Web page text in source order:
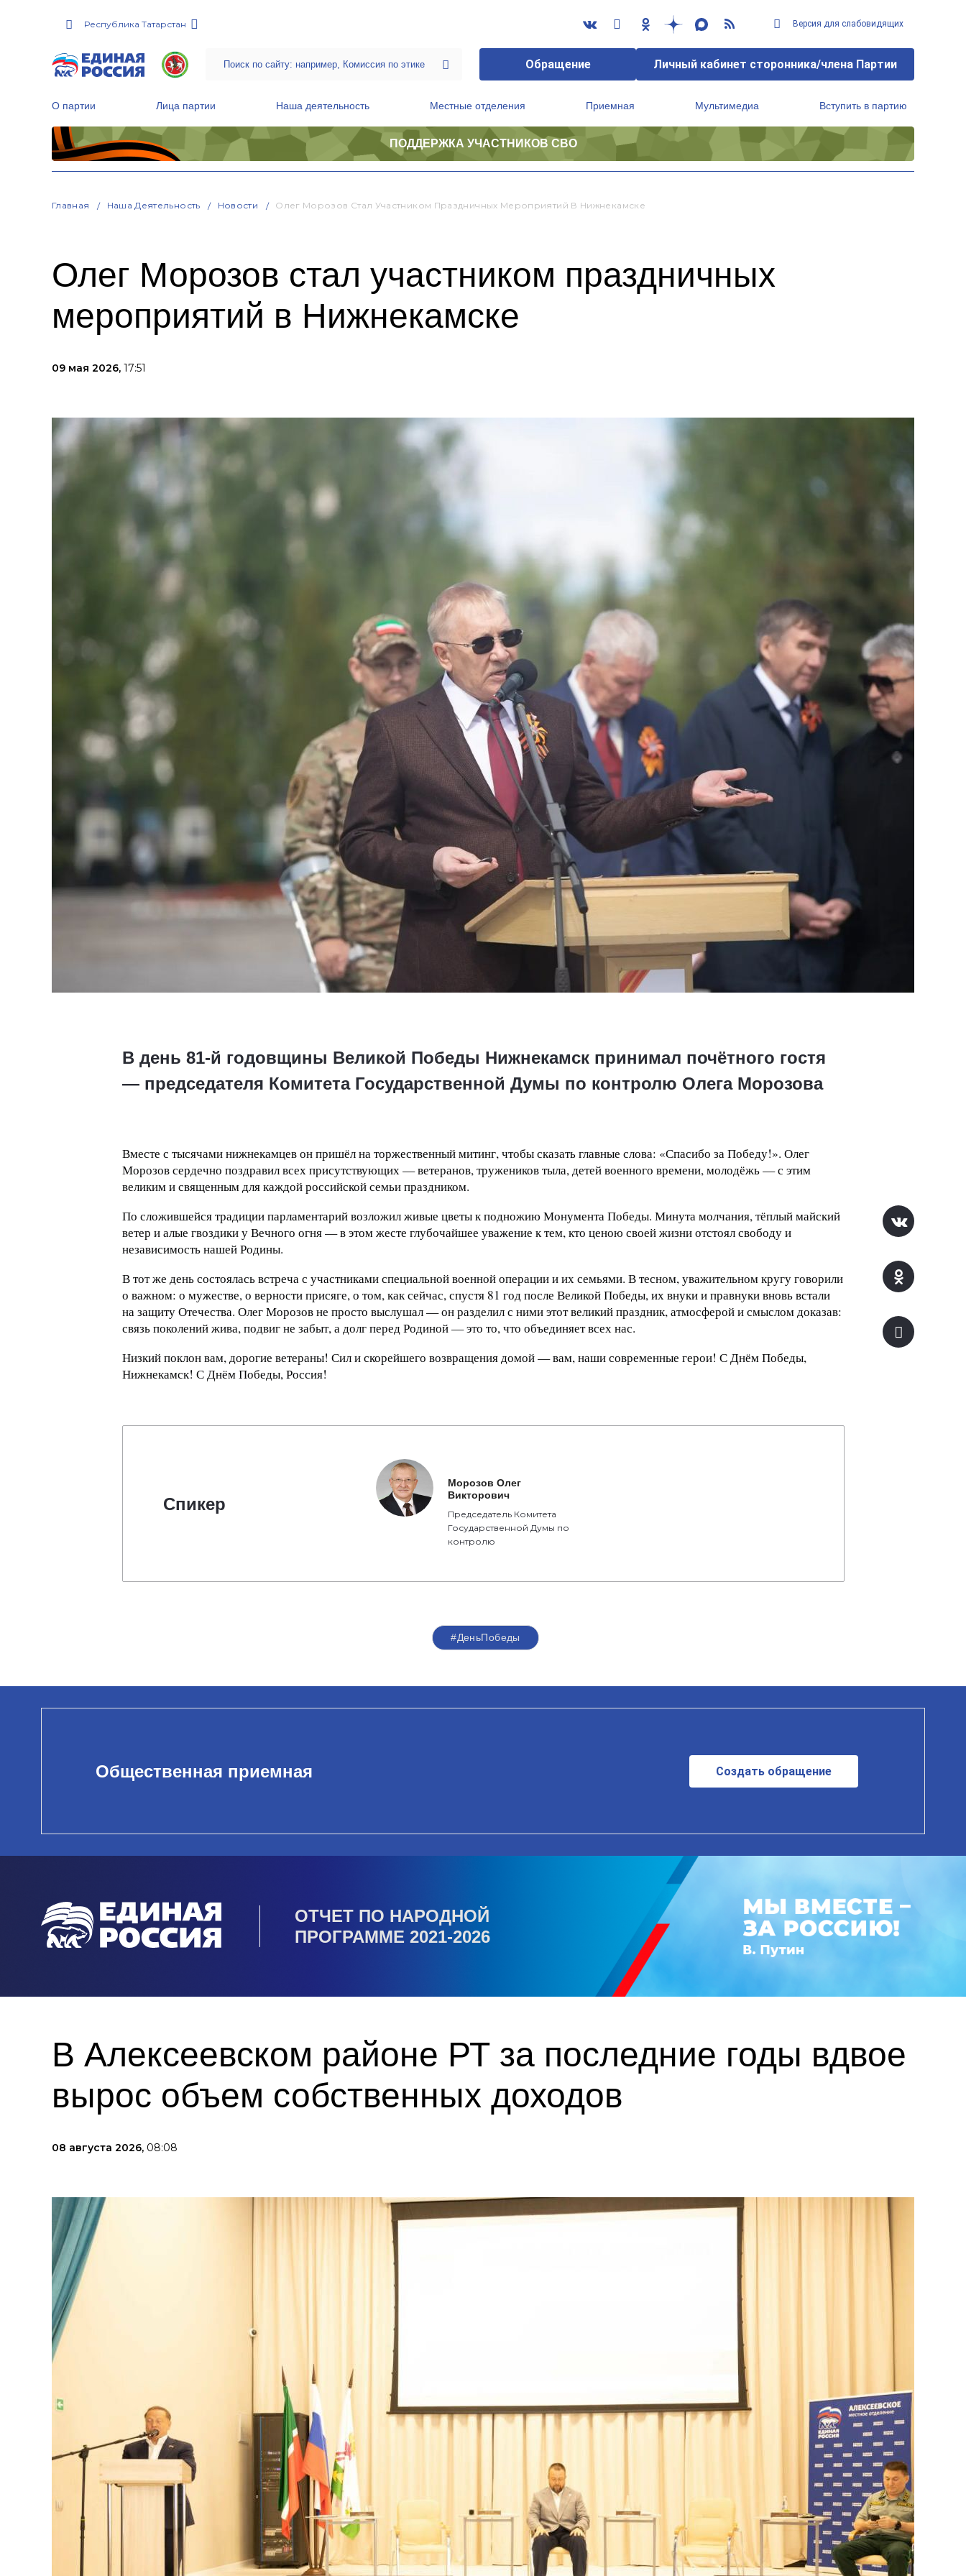
Республика Татарстан Версия для слабовидящих
Обращение Личный кабинет сторонника/члена Партии
О партии Лица партии Наша деятельность Местные отделения Приемная Мультимедиа Вступить в партию
ПОДДЕРЖКА УЧАСТНИКОВ СВО
Главная Наша Деятельность Новости Олег Морозов Стал Участником Праздничных Мероприятий В Нижнекамске
Олег Морозов стал участником праздничных
мероприятий в Нижнекамске
09 мая 2026, 17:51
В день 81-й годовщины Великой Победы Нижнекамск принимал почётного гостя
— председателя Комитета Государственной Думы по контролю Олега Морозова
Вместе с тысячами нижнекамцев он пришёл на торжественный митинг, чтобы сказать главные слова: «Спасибо за Победу!». Олег
Морозов сердечно поздравил всех присутствующих — ветеранов, тружеников тыла, детей военного времени, молодёжь — с этим
великим и священным для каждой российской семьи праздником.
По сложившейся традиции парламентарий возложил живые цветы к подножию Монумента Победы. Минута молчания, тёплый майский
ветер и алые гвоздики у Вечного огня — в этом жесте глубочайшее уважение к тем, кто ценою своей жизни отстоял свободу и
независимость нашей Родины.
В тот же день состоялась встреча с участниками специальной военной операции и их семьями. В тесном, уважительном кругу говорили
о важном: о мужестве, о верности присяге, о том, как сейчас, спустя 81 год после Великой Победы, их внуки и правнуки вновь встали
на защиту Отечества. Олег Морозов не просто выслушал — он разделил с ними этот великий праздник, атмосферой и смыслом доказав:
связь поколений жива, подвиг не забыт, а долг перед Родиной — это то, что объединяет всех нас.
Низкий поклон вам, дорогие ветераны! Сил и скорейшего возвращения домой — вам, наши современные герои! С Днём Победы,
Нижнекамск! С Днём Победы, Россия!
Спикер
Морозов Олег
Викторович
Председатель Комитета
Государственной Думы по
контролю
#ДеньПобеды
Общественная приемная Создать обращение
ОТЧЕТ ПО НАРОДНОЙ
ПРОГРАММЕ 2021-2026
В Алексеевском районе РТ за последние годы вдвое
вырос объем собственных доходов
08 августа 2026, 08:08